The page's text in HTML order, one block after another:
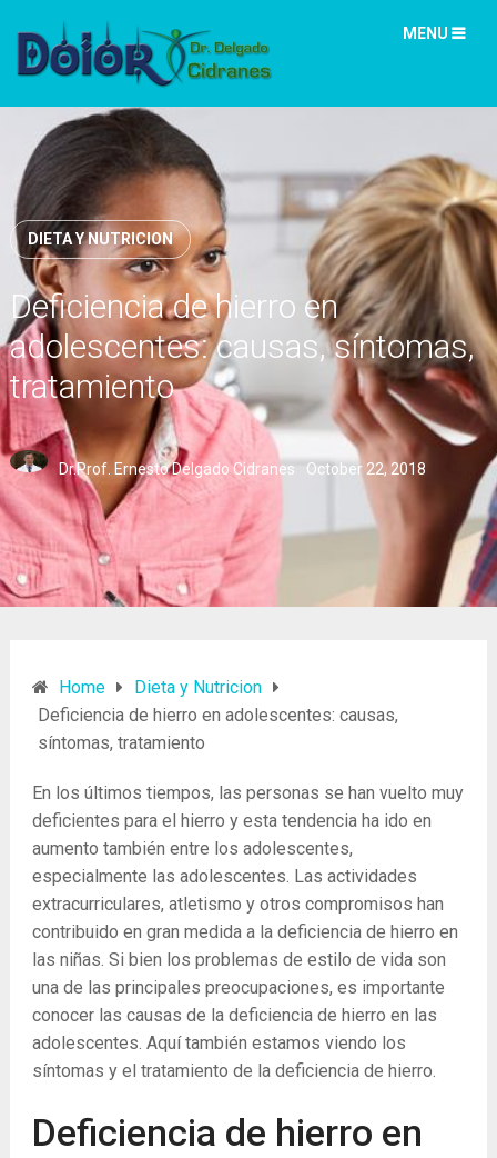
MENU
DIETA Y NUTRICION
Deficiencia de hierro en
adolescentes: causas, síntomas,
tratamiento
Dr.Prof. Ernesto Delgado Cidranes October 22, 2018
Home
Dieta y Nutricion
Deficiencia de hierro en adolescentes: causas,
síntomas, tratamiento
En los últimos tiempos, las personas se han vuelto muy
deficientes para el hierro y esta tendencia ha ido en
aumento también entre los adolescentes,
especialmente las adolescentes. Las actividades
extracurriculares, atletismo y otros compromisos han
contribuido en gran medida a la deficiencia de hierro en
las niñas. Si bien los problemas de estilo de vida son
una de las principales preocupaciones, es importante
conocer las causas de la deficiencia de hierro en las
adolescentes. Aquí también estamos viendo los
síntomas y el tratamiento de la deficiencia de hierro.
Deficiencia de hierro en